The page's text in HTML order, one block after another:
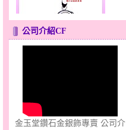
公司介紹CF
金玉堂鑽石金銀飾專賣 公司介